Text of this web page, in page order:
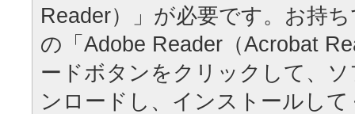
Reader）」が必要です。お持
の「Adobe Reader（Acrobat
ードボタンをクリックして、
ンロードし、インストールし